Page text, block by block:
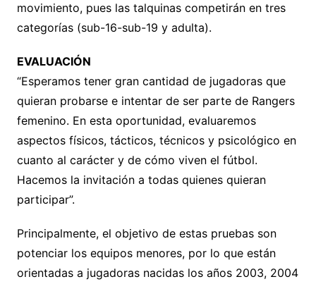
movimiento, pues las talquinas competirán en tres
categorías (sub-16-sub-19 y adulta).
EVALUACIÓN
“Esperamos tener gran cantidad de jugadoras que
quieran probarse e intentar de ser parte de Rangers
femenino. En esta oportunidad, evaluaremos
aspectos físicos, tácticos, técnicos y psicológico en
cuanto al carácter y de cómo viven el fútbol.
Hacemos la invitación a todas quienes quieran
participar”.
Principalmente, el objetivo de estas pruebas son
potenciar los equipos menores, por lo que están
orientadas a jugadoras nacidas los años 2003, 2004